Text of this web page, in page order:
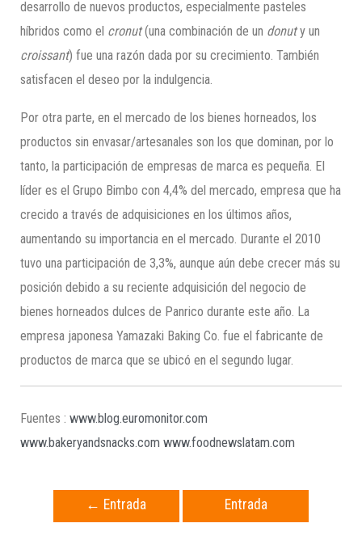
desarrollo de nuevos productos, especialmente pasteles
híbridos como el cronut(una combinación de un donuty un
croissant) fue una razón dada por su crecimiento. También
satisfacen el deseo por la indulgencia.
Por otra parte, en el mercado de los bienes horneados, los
productos sin envasar/artesanales son los que dominan, por lo
tanto, la participación de empresas de marca es pequeña. El
líder es el Grupo Bimbo con 4,4% del mercado, empresa que ha
crecido a través de adquisiciones en los últimos años,
aumentando su importancia en el mercado. Durante el 2010
tuvo una participación de 3,3%, aunque aún debe crecer más su
posición debido a su reciente adquisición del negocio de
bienes horneados dulces de Panrico durante este año. La
empresa japonesa Yamazaki Baking Co. fue el fabricante de
productos de marca que se ubicó en el segundo lugar.
Fuentes : www.blog.euromonitor.com
www.bakeryandsnacks.com www.foodnewslatam.com
← Entrada
Entrada